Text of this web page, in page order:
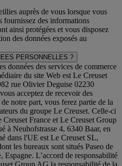
auprès de vous lorsque vous
fournissez des informations
ainsi protégées et vous disposez
des données exposés au
PERSONNELLES ?
données des services de commerce
du site Web est Le Creuset
rue Olivier Deguise 02230
acceptez de recevoir des
notre part, vous ferez partie de la
du groupe Le Creuset. Celle-ci
France et Le Creuset Group
à Neuhofstrasse 4, 6340 Baar, en
dans l'UE est Le Creuset SL,
les bureaux sont situés Paseo de
Espagne. L’accord de responsabilité